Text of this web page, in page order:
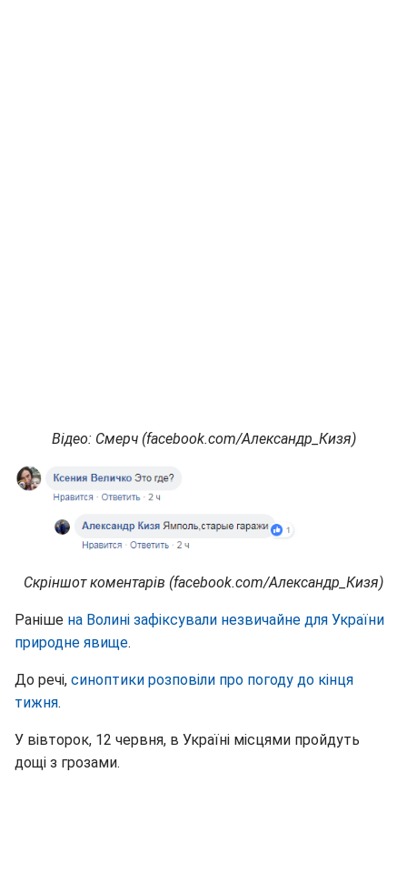
Відео: Смерч (facebook.com/Александр_Кизя)
Скріншот коментарів (facebook.com/Александр_Кизя)
Раніше на Волині зафіксували незвичайне для України
природне явище.
До речі, синоптики розповіли про погоду до кінця
тижня.
У вівторок, 12 червня, в Україні місцями пройдуть
дощі з грозами.